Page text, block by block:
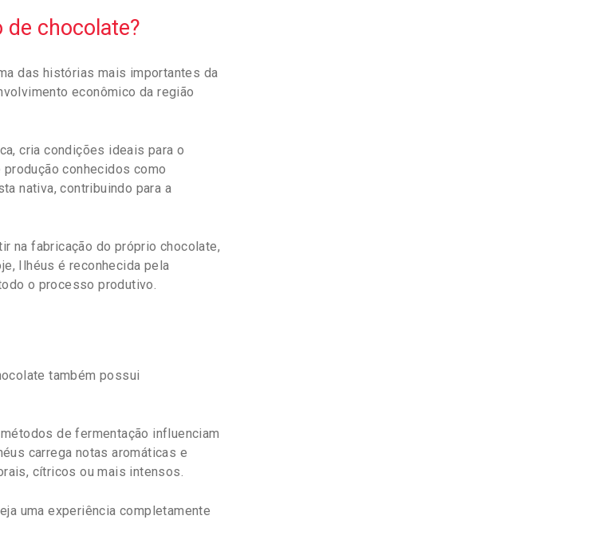
de chocolate?
das histórias mais importantes da
econômico da região
cria condições ideais para o
conhecidos como
nativa, contribuindo para a
na fabricação do próprio chocolate,
Ilhéus é reconhecida pela
o processo produtivo.
também possui
de fermentação influenciam
carrega notas aromáticas e
cítricos ou mais intensos.
uma experiência completamente